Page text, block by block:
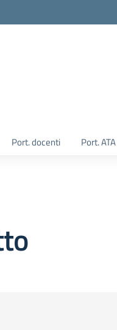
Port. docenti Port. ATA